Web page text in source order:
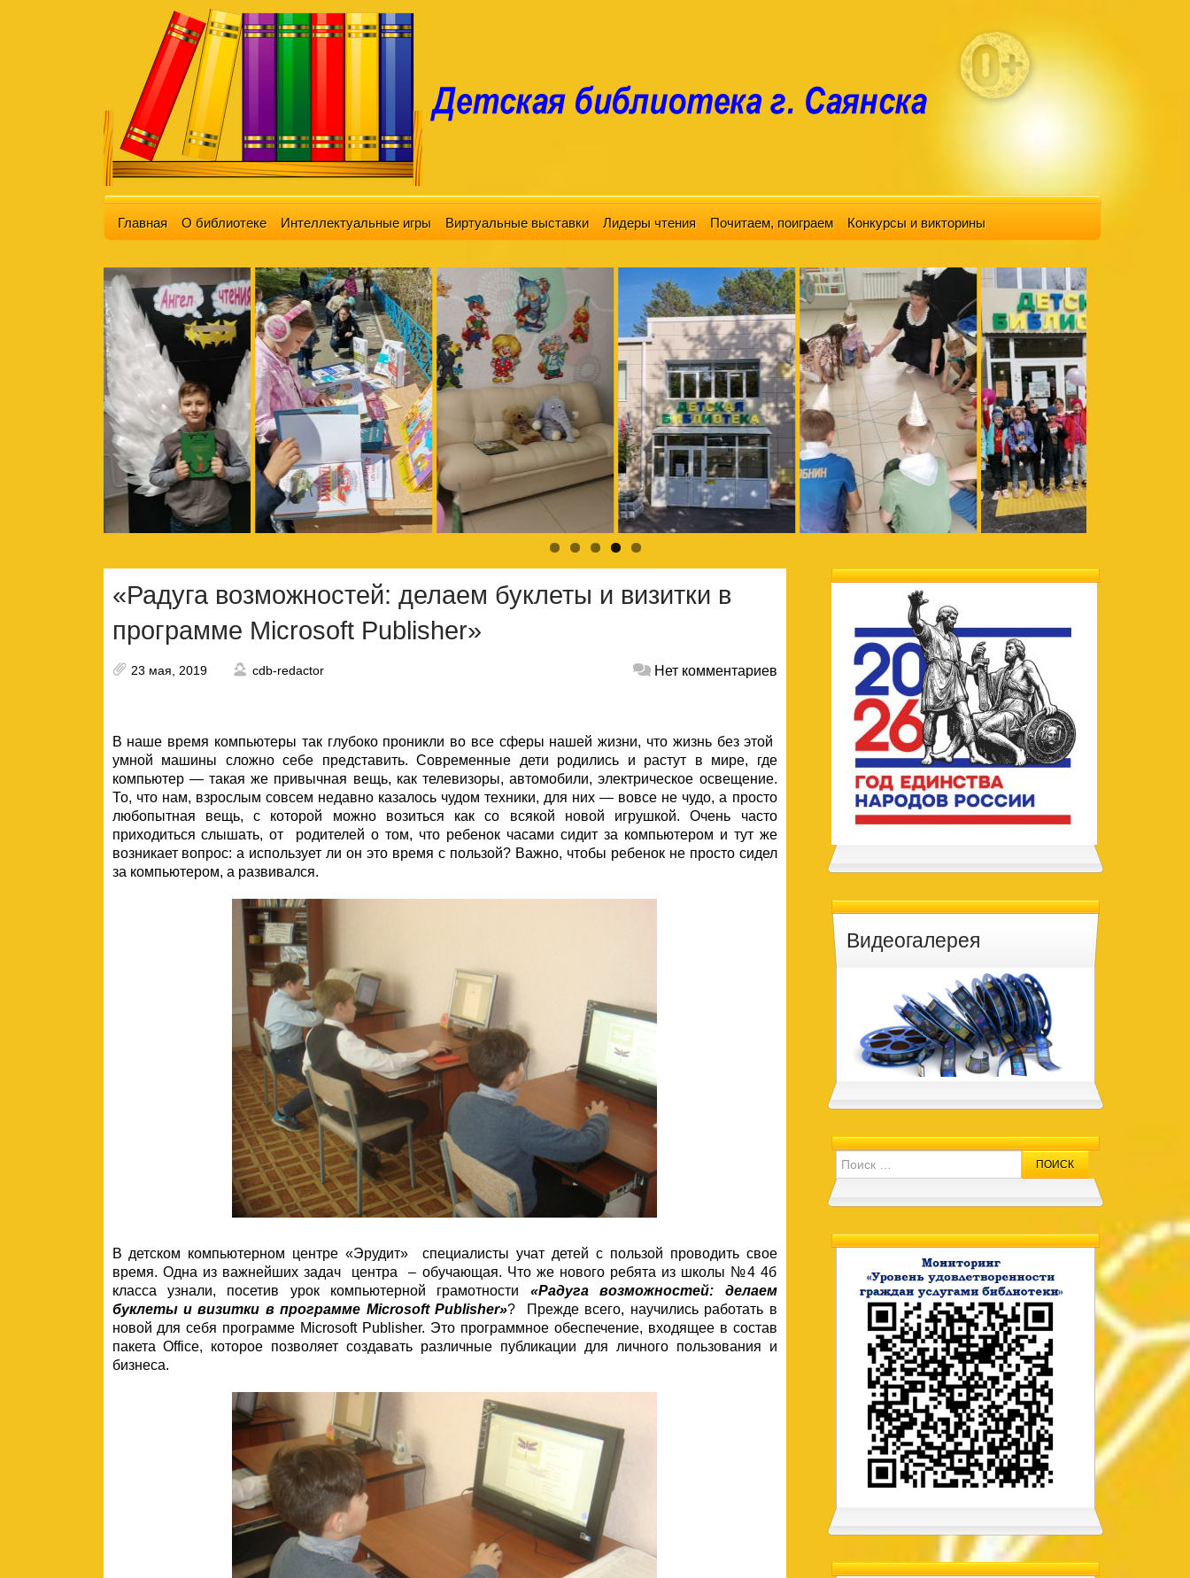
Главная О библиотеке Интеллектуальные игры Виртуальные выставки Лидеры чтения Почитаем, поиграем Конкурсы и викторины
«Радуга возможностей: делаем буклеты и визитки в
программе Microsoft Publisher»
23 мая, 2019 cdb-redactor Нет комментариев
В наше время компьютеры так глубоко проникли во все сферы нашей жизни, что жизнь без этой
умной машины сложно себе представить. Современные дети родились и растут в мире, где
компьютер — такая же привычная вещь, как телевизоры, автомобили, электрическое освещение.
То, что нам, взрослым совсем недавно казалось чудом техники, для них — вовсе не чудо, а просто
любопытная вещь, с которой можно возиться как со всякой новой игрушкой. Очень часто
приходиться слышать, от родителей о том, что ребенок часами сидит за компьютером и тут же
возникает вопрос: а использует ли он это время с пользой? Важно, чтобы ребенок не просто сидел
за компьютером, а развивался.
В детском компьютерном центре «Эрудит» специалисты учат детей с пользой проводить свое
время. Одна из важнейших задач центра – обучающая. Что же нового ребята из школы №4 4б
класса узнали, посетив урок компьютерной грамотности «Радуга возможностей: делаем
буклеты и визитки в программе Microsoft Publisher»? Прежде всего, научились работать в
новой для себя программе Microsoft Publisher. Это программное обеспечение, входящее в состав
пакета Office, которое позволяет создавать различные публикации для личного пользования и
бизнеса.
Видеогалерея
Search for: